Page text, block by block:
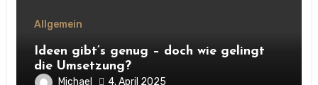
Allgemein
Ideen gibt’s genug – doch wie gelingt
die Umsetzung?
Michael 4. April 2025